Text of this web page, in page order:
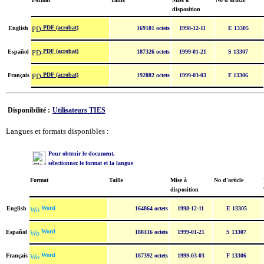
disposition
English PDF (acrobat) 169181 octets 1998-12-11 E 13305
Español PDF (acrobat) 187326 octets 1999-01-21 S 13307
Français PDF (acrobat) 192882 octets 1999-03-03 F 13306
Disponibilité : Utilisateurs TIES
Langues et formats disponibles :
Pour obtenir le document,
sélectionnez le format et la langue
Format Taille
Mise à
disposition
No d'article
English Word 164864 octets 1998-12-11 E 13305
Español Word 188416 octets 1999-01-21 S 13307
Français Word 187392 octets 1999-03-03 F 13306